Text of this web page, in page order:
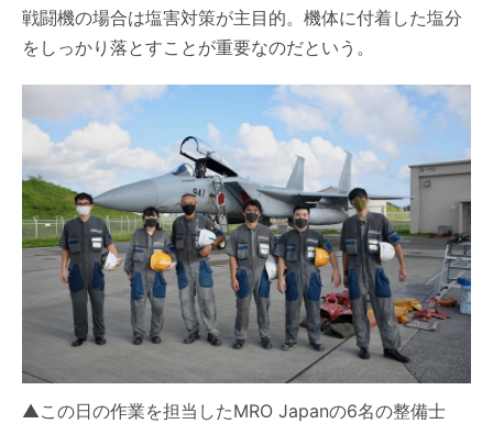
戦闘機の場合は塩害対策が主目的。機体に付着した塩分
をしっかり落とすことが重要なのだという。
▲この日の作業を担当したMRO Japanの6名の整備士